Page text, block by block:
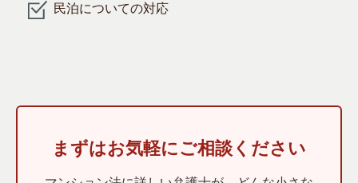
民泊についての対応
まずはお気軽にご相談ください